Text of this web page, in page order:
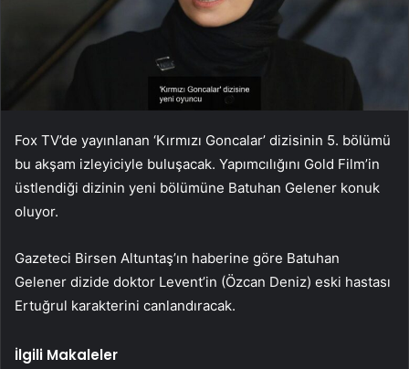
Fox TV’de yayınlanan ‘Kırmızı Goncalar’ dizisinin 5. bölümü
bu akşam izleyiciyle buluşacak. Yapımcılığını Gold Film’in
üstlendiği dizinin yeni bölümüne Batuhan Gelener konuk
oluyor.
Gazeteci Birsen Altuntaş’ın haberine göre Batuhan
Gelener dizide doktor Levent’in (Özcan Deniz) eski hastası
Ertuğrul karakterini canlandıracak.
İlgili Makaleler